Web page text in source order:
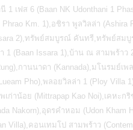
เฟส 6 (Baan NK Udonthani 1
Km. 1),อชิรา พูลวิลล่า (Ashira
2),ทรัพย์สมบูรณ์ คันทรี,ทรัพย์ส
1 (Baan Issara 1),บ้าน ณ สามพร้าว
กานนาดา (Kannada),มโนรมย์เพ
Pho),พลอยวิลล่า 1 (Ploy Villa
ก่าน้อย (Mittrapap Kao Noi),เคหะก
Nakorn),อุดรคำหอม (Udon Kham
Villa),คอนเทมโป สามพร้าว